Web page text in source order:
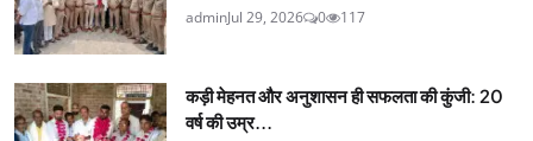
adminJul 29, 2026 0 117
कड़ी मेहनत और अनुशासन ही सफलता की कुंजी: 20
वर्ष की उम्र...